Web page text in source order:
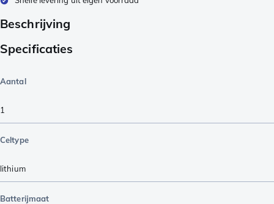
Beschrijving
Specificaties
Aantal
1
Celtype
lithium
Batterijmaat